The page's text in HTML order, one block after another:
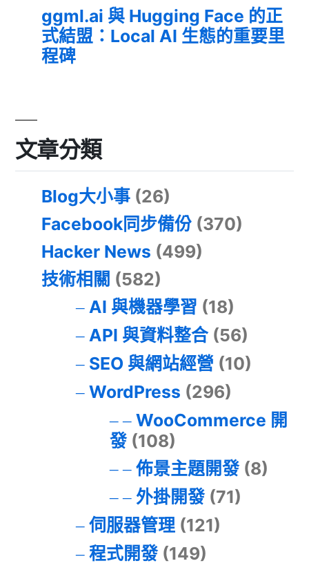
ggml.ai 與 Hugging Face 的正
式結盟：Local AI 生態的重要里
程碑
文章分類
Blog大小事 (26)
Facebook同步備份 (370)
Hacker News (499)
技術相關 (582)
AI 與機器學習 (18)
API 與資料整合(56)
SEO 與網站經營 (10)
WordPress (296)
WooCommerce 開
發(108)
佈景主題開發(8)
外掛開發(71)
伺服器管理(121)
程式開發(149)